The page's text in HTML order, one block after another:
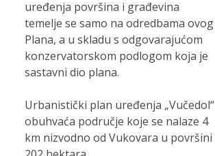
uređenja površina i građevina
temelje se samo na odredbama ovog
Plana, a u skladu s odgovarajućom
konzervatorskom podlogom koja je
sastavni dio plana.
Urbanistički plan uređenja „Vučedol“
obuhvaća područje koje se nalaze 4
km nizvodno od Vukovara u površini